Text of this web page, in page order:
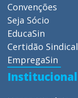
Convenções
Seja Sócio
EducaSin
Certidão Sindical
EmpregaSin
Institucional